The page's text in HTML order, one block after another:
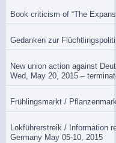
Book criticism of “The
Gedanken zur
New union action against
Wed, May 20, 2015 –
Frühlingsmarkt /
Lokführerstreik / Information
Germany May 05-10, 2015